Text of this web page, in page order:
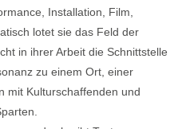
Installation, Film,
lotet sie das Feld der
in ihrer Arbeit die Schnittstelle
zu einem Ort, einer
mit Kulturschaffenden und